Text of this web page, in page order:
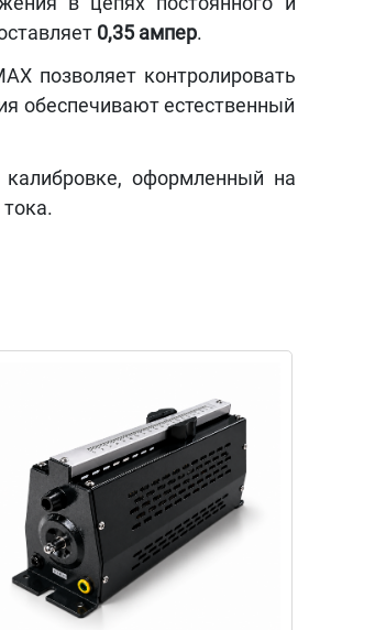
0,35 ампер.
позволяет контролировать
обеспечивают естественный
оформленный на